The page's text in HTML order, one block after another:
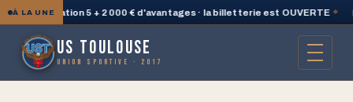
À LA UNE
PlayStation 5 + 2 000 € d'avantages · la billetterie est OUVERTE ◆ 🛍️
US TOULOUSE
UNION SPORTIVE · 2017